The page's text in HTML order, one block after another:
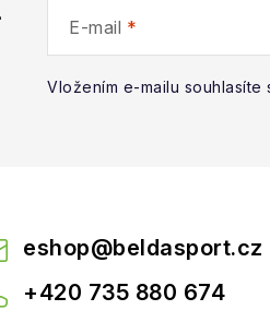
E-mail
Vložením e-mailu souhlasíte
eshop@beldasport.cz
+420 735 880 674